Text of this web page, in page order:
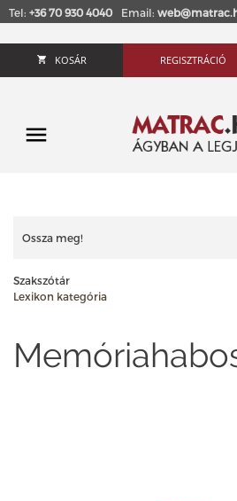
Tel: +36 70 930 4040 Email:
KOSÁR REGISZTRÁCIÓ
Ossza meg!
Szakszótár
Lexikon kategória